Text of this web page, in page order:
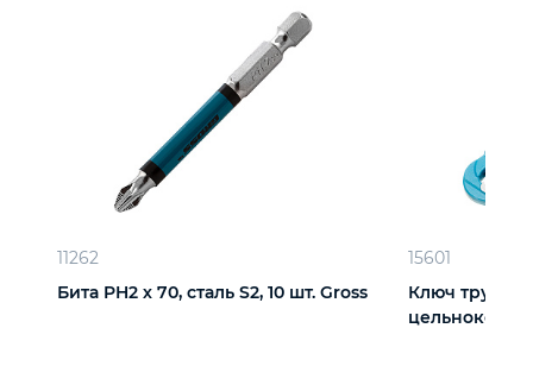
11262
Бита PH2 х 70, сталь S2, 10 шт. Gross
15601
Ключ